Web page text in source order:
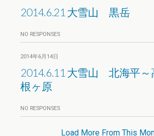
2014.6.21 大雪山 黒岳
NO RESPONSES
2014年6月14日
2014.6.11 大雪山 北海平～
根ヶ原
NO RESPONSES
Load More From This